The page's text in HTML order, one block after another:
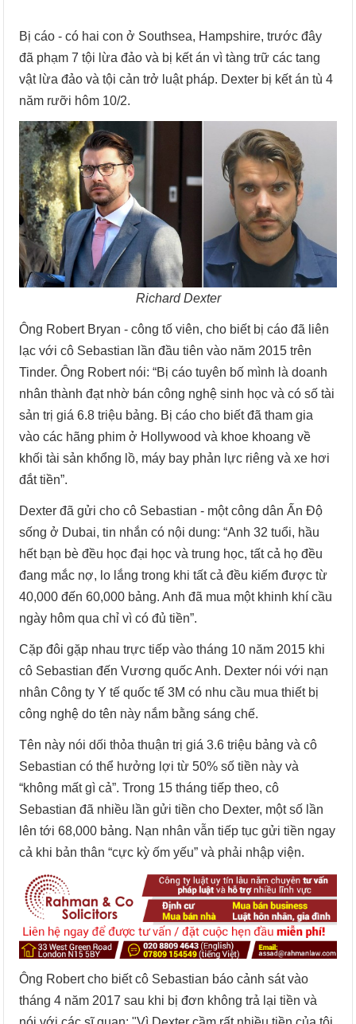
Bị cáo - có hai con ở Southsea, Hampshire, trước đây
đã phạm 7 tội lừa đảo và bị kết án vì tàng trữ các tang
vật lừa đảo và tội cản trở luật pháp. Dexter bị kết án tù 4
năm rưỡi hôm 10/2.
Richard Dexter
Ông Robert Bryan - công tố viên, cho biết bị cáo đã liên
lạc với cô Sebastian lần đầu tiên vào năm 2015 trên
Tinder. Ông Robert nói: “Bị cáo tuyên bố mình là doanh
nhân thành đạt nhờ bán công nghệ sinh học và có số tài
sản trị giá 6.8 triệu bảng. Bị cáo cho biết đã tham gia
vào các hãng phim ở Hollywood và khoe khoang về
khối tài sản khổng lồ, máy bay phản lực riêng và xe hơi
đắt tiền”.
Dexter đã gửi cho cô Sebastian - một công dân Ấn Độ
sống ở Dubai, tin nhắn có nội dung: “Anh 32 tuổi, hầu
hết bạn bè đều học đại học và trung học, tất cả họ đều
đang mắc nợ, lo lắng trong khi tất cả đều kiếm được từ
40,000 đến 60,000 bảng. Anh đã mua một khinh khí cầu
ngày hôm qua chỉ vì có đủ tiền”.
Cặp đôi gặp nhau trực tiếp vào tháng 10 năm 2015 khi
cô Sebastian đến Vương quốc Anh. Dexter nói với nạn
nhân Công ty Y tế quốc tế 3M có nhu cầu mua thiết bị
công nghệ do tên này nắm bằng sáng chế.
Tên này nói dối thỏa thuận trị giá 3.6 triệu bảng và cô
Sebastian có thể hưởng lợi từ 50% số tiền này và
“không mất gì cả”. Trong 15 tháng tiếp theo, cô
Sebastian đã nhiều lần gửi tiền cho Dexter, một số lần
lên tới 68,000 bảng. Nạn nhân vẫn tiếp tục gửi tiền ngay
cả khi bản thân “cực kỳ ốm yếu” và phải nhập viện.
Ông Robert cho biết cô Sebastian báo cảnh sát vào
tháng 4 năm 2017 sau khi bị đơn không trả lại tiền và